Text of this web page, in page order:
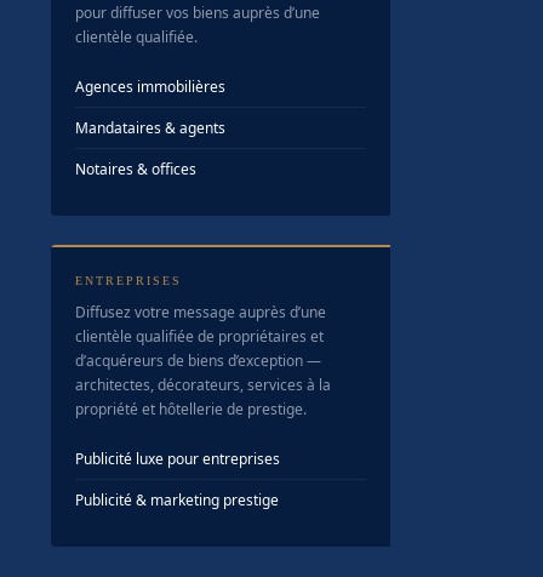
pour diffuser vos biens auprès d’une
clientèle qualifiée.
Agences immobilières
Mandataires & agents
Notaires & offices
ENTREPRISES
Diffusez votre message auprès d’une
clientèle qualifiée de propriétaires et
d’acquéreurs de biens d’exception —
architectes, décorateurs, services à la
propriété et hôtellerie de prestige.
Publicité luxe pour entreprises
Publicité & marketing prestige